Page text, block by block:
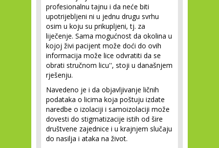
profesionalnu tajnu i da neće biti
upotrijebljeni ni u jednu drugu svrhu
osim u koju su prikupljeni, tj. za
liječenje. Sama mogućnost da okolina u
kojoj živi pacijent može doći do ovih
informacija može lice odvratiti da se
obrati stručnom licu'', stoji u današnjem
rješenju.
Navedeno je i da objavljivanje ličnih
podataka o licima koja poštuju izdate
naredbe o izolaciji i samoizolaciji može
dovesti do stigmatizacije istih od šire
društvene zajednice i u krajnjem slučaju
do nasilja i ataka na život.